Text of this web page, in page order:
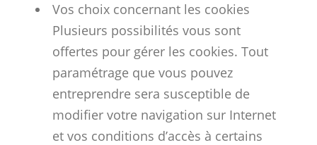
Vos choix concernant les cookies
Plusieurs possibilités vous sont
offertes pour gérer les cookies. Tout
paramétrage que vous pouvez
entreprendre sera susceptible de
modifier votre navigation sur Internet
et vos conditions d’accès à certains